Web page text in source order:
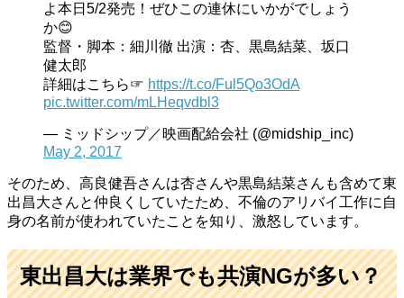
よ本日5/2発売！ぜひこの連休にいかがでしょう
か😊
監督・脚本：細川徹 出演：杏、黒島結菜、坂口
健太郎
詳細はこちら☞ https://t.co/Ful5Qo3OdA
pic.twitter.com/mLHeqvdbl3
— ミッドシップ／映画配給会社 (@midship_inc)
May 2, 2017
そのため、高良健吾さんは杏さんや黒島結菜さんも含めて東
出昌大さんと仲良くしていたため、不倫のアリバイ工作に自
身の名前が使われていたことを知り、激怒しています。
東出昌大は業界でも共演NGが多い？